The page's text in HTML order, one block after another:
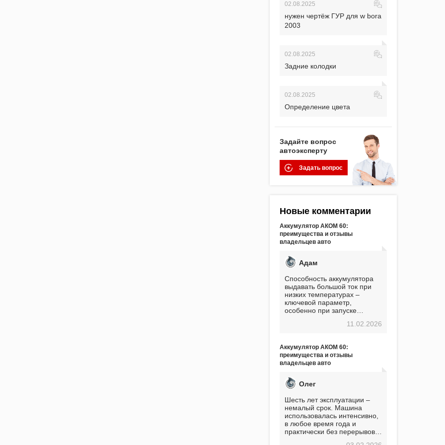
02.08.2025
нужен чертёж ГУР для w bora
2003
02.08.2025
Задние колодки
02.08.2025
Определение цвета
Задайте вопрос
автоэксперту
Задать вопрос
Новые комментарии
Аккумулятор АКОМ 60:
преимущества и отзывы
владельцев авто
Адам
Способность аккумулятора
выдавать большой ток при
низких температурах –
ключевой параметр,
особенно при запуске
показывает, что данный
стоимость. Долго сомневался
перед приобретением, но в
итоге ни разу не пожалел.
вложение, избавляющее от
головной боли, связанной с
АКБ. Подтверждаю
11.02.2026
Аккумулятор АКОМ 60:
преимущества и отзывы
владельцев авто
Олег
Шесть лет эксплуатации –
немалый срок. Машина
использовалась интенсивно,
в любое время года и
практически без перерывов.